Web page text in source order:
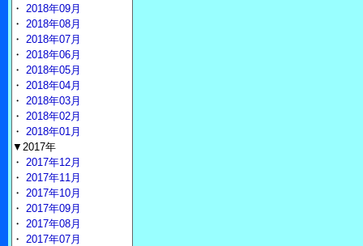
・ 2018年09月
・ 2018年08月
・ 2018年07月
・ 2018年06月
・ 2018年05月
・ 2018年04月
・ 2018年03月
・ 2018年02月
・ 2018年01月
▼2017年
・ 2017年12月
・ 2017年11月
・ 2017年10月
・ 2017年09月
・ 2017年08月
・ 2017年07月